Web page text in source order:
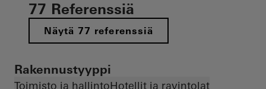
77 Referenssiä
Näytä 77 referenssiä
Rakennustyyppi
Toimisto ja hallintoHotellit ja ravintolat